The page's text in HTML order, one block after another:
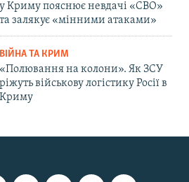
у Криму пояснює невдачі «СВО»
та залякує «мінними атаками»
ВІЙНА ТА КРИМ
«Полювання на колони». Як ЗСУ
ріжуть військову логістику Росії в
Криму